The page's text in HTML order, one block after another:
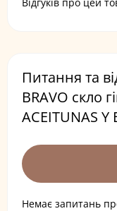
Питання та
BRAVO скло
ACEITUNAS Y
Немає запитань